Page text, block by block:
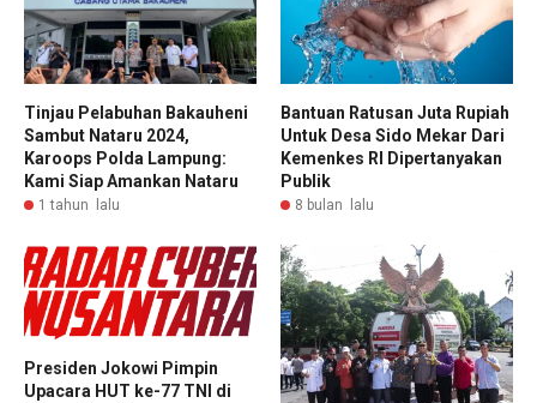
Tinjau Pelabuhan Bakauheni
Sambut Nataru 2024,
Karoops Polda Lampung:
Kami Siap Amankan Nataru
1 tahun lalu
Bantuan Ratusan Juta Rupiah
Untuk Desa Sido Mekar Dari
Kemenkes RI Dipertanyakan
Publik
8 bulan lalu
Presiden Jokowi Pimpin
Upacara HUT ke-77 TNI di